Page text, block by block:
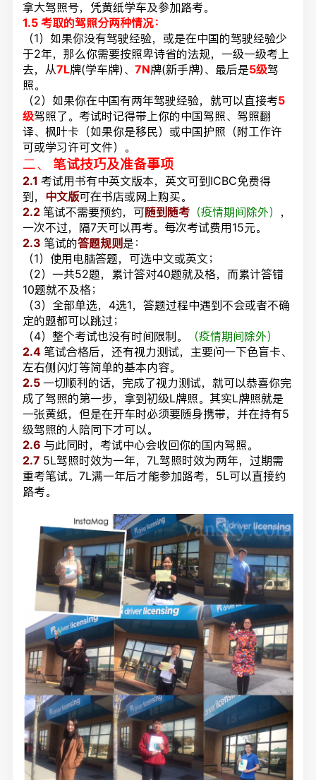
拿大驾照号，凭黄纸学车及参加路考。
1.5考取的驾照分两种情况：
（1）如果你没有驾驶经验，或是在中国的驾驶经验少
于2年，那么你需要按照卑诗省的法规，一级一级考上
去，从7L牌(学车牌)、7N牌(新手牌)、最后是5级驾
照。
（2）如果你在中国有两年驾驶经验，就可以直接考5
级驾照了。考试时记得带上你的中国驾照、驾照翻
译、枫叶卡（如果你是移民）或中国护照（附工作许
可或学习许可文件）。
二、 笔试技巧及准备事项
2.1考试用书有中英文版本，英文可到ICBC免费得
到， 中文版可在书店或网上购买。
2.2 笔试不需要预约，可随到随考 （疫情期间除外） ，
一次不过，隔7天可以再考。每次考试费用15元。
2.3 笔试的答题规则 是：
（1）使用电脑答题，可选中文或英文；
（2）一共52题，累计答对40题就及格，而累计答错
10题就不及格；
（3）全部单选，4选1，答题过程中遇到不会或者不确
定的题都可以跳过；
（4）整个考试也没有时间限制。
（疫情期间除外）
2.4 笔试合格后，还有视力测试，主要问一下色盲卡、
左右侧闪灯等简单的基本内容。
2.5 一切顺利的话，完成了视力测试，就可以恭喜你完
成了驾照的第一步，拿到初级L牌照。其实L牌照就是
一张黄纸，但是在开车时必须要随身携带，并在持有5
级驾照的人陪同下才可以。
2.6 与此同时，考试中心会收回你的国内驾照。
2.7 5L驾照时效为一年，7L驾照时效为两年，过期需
重考笔试。7L满一年后才能参加路考，5L可以直接约
路考。